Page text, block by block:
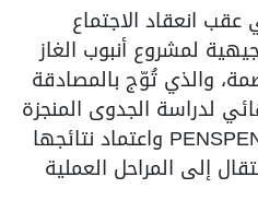
انعقاد الاجتماع
لمشروع أنبوب الغاز
والذي تُوّج بالمصادقة
لدراسة الجدوى المنجزة
من طرف مكتب الدراسات PENSPEN واعتماد نتائجها
إلى المراحل العملية